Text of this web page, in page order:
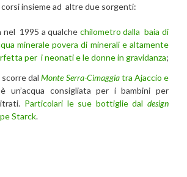
insieme ad altre due sorgenti:
nel 1995 a qualche chilometro dalla baia di
minerale povera di minerali e altamente
per i neonati e le donne in gravidanza;
scorre dalMonte Serra-Cimaggiatra Ajaccio e
un’acqua consigliata per i bambini per
Particolari le sue bottiglie dal design
Starck.